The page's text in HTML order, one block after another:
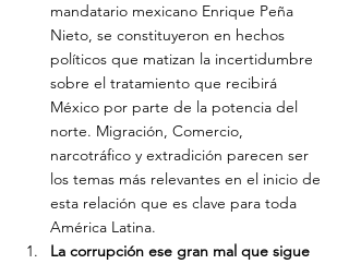
mandatario mexicano Enrique Peña
Nieto, se constituyeron en hechos
políticos que matizan la incertidumbre
sobre el tratamiento que recibirá
México por parte de la potencia del
norte. Migración, Comercio,
narcotráfico y extradición parecen ser
los temas más relevantes en el inicio de
esta relación que es clave para toda
América Latina.
La corrupción ese gran mal que sigue